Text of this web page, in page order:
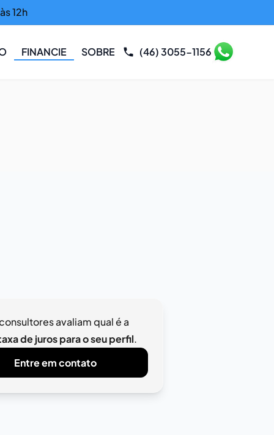
12h
FINANCIE SOBRE (46) 3055-1156
avaliam qual é a
de juros para o seu perfil.
Entre em contato